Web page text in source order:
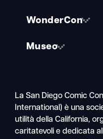
WonderCon
Museo
La San Diego Comic
International) è una
utilità della California,
caritatevoli e dedicata